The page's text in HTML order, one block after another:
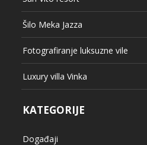
Šilo Meka Jazza
Fotografiranje luksuzne vile
Luxury villa Vinka
KATEGORIJE
Događaji